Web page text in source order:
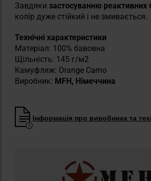
Завдяки застосуванню реактивних
колір дуже стійкий і не змивається.
Технічні характеристики
Матеріал: 100% бавовна
Щільність: 145 г/м2
Камуфляж: Orange Camo
Виробник: MFH, Німеччина
Інформація про виробника та